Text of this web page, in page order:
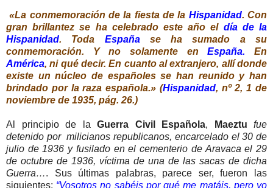
«La conmemoración de la fiesta de la Hispanidad. Con
gran brillantez se ha celebrado este año el día de la
Hispanidad. Toda España se ha sumado a su
conmemoración. Y no solamente enEspaña. En
América, ni qué decir. En cuanto al extranjero, allí donde
existe un núcleo de españoles se han reunido y han
brindado por la raza española.» (Hispanidad, nº 2, 1 de
noviembre de 1935, pág. 26.)
Al principio de la Guerra Civil Española, Maeztu
fue
detenido por milicianos republicanos, encarcelado el 30 de
julio de 1936 y fusilado en el cementerio de Aravaca el 29
de octubre de 1936, víctima de una de las sacas de dicha
Guerra…. Sus últimas palabras, parece ser, fueron las
siguientes: “Vosotros no sabéis por qué me matáis, pero yo